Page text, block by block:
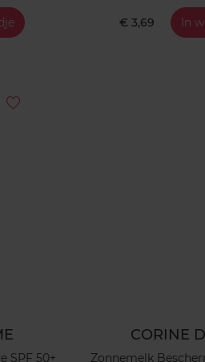
€ 3,69 In
SPF 50+
CORINE
Zonnemelk